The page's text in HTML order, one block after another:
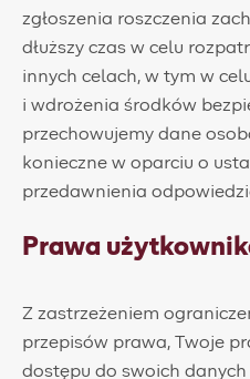
zgłoszenia roszczenia
dłuższy czas w celu
innych celach, w tym w
i wdrożenia środków
przechowujemy dane
konieczne w oparciu o
przedawnienia
Prawa
Z zastrzeżeniem
przepisów prawa, Twoje
dostępu do swoich